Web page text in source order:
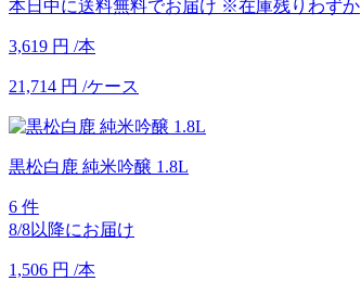
本日中に送料無料でお届け ※在庫残りわずか
3,619 円 /本
21,714 円 /ケース
黒松白鹿 純米吟醸 1.8L
6 件
8/8以降にお届け
1,506 円 /本